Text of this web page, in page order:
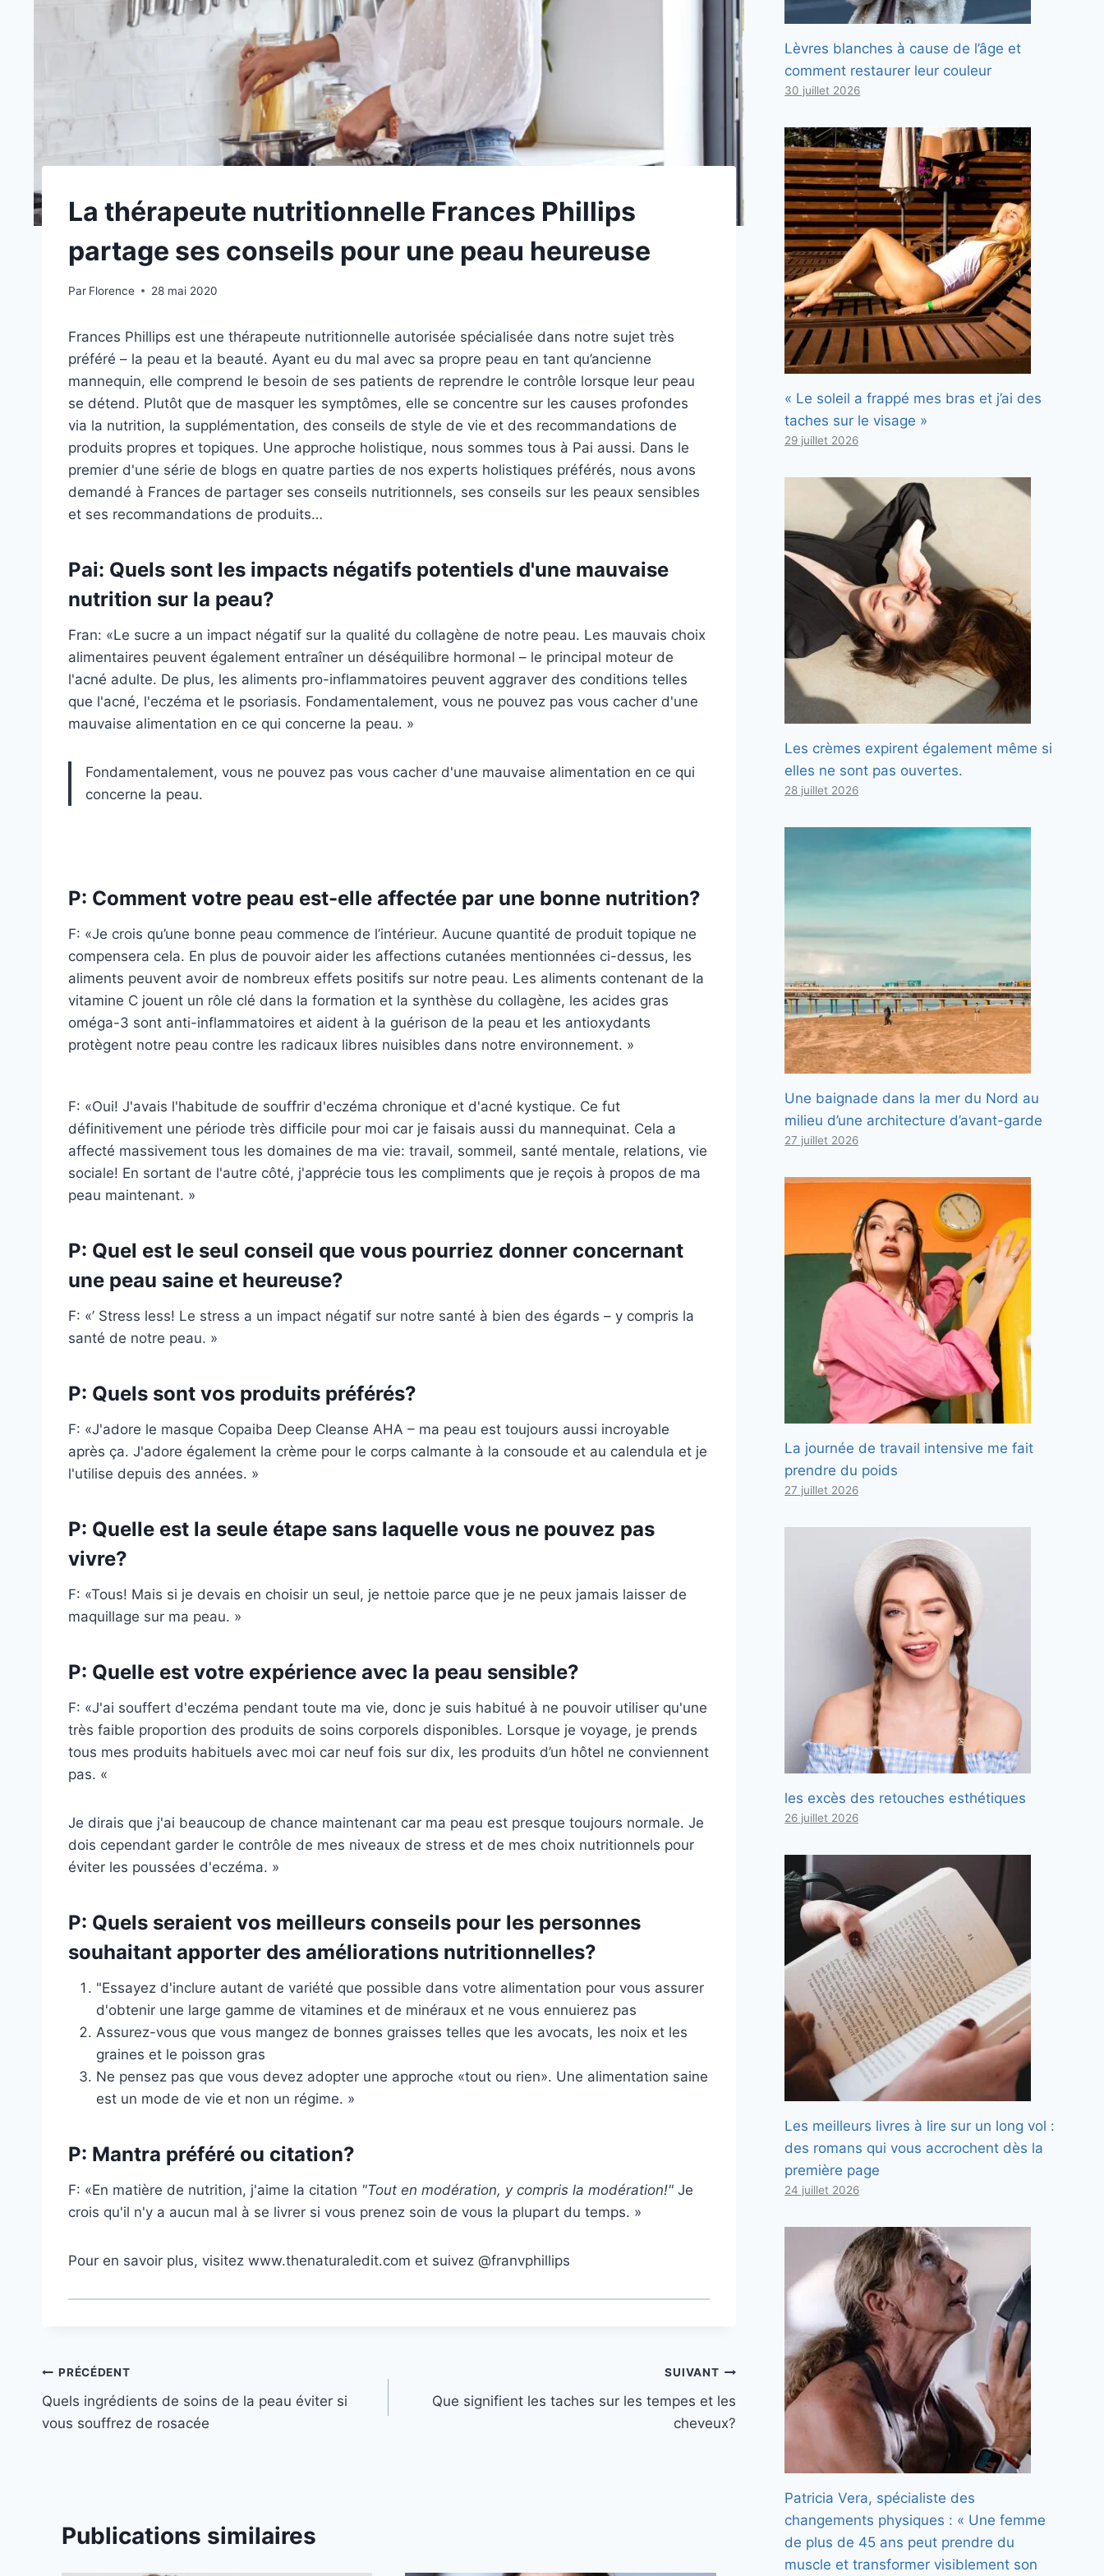
La thérapeute nutritionnelle Frances Phillips
partage ses conseils pour une peau heureuse
Par Florence 28 mai 2020
Frances Phillips est une thérapeute nutritionnelle autorisée spécialisée dans notre sujet très
préféré – la peau et la beauté. Ayant eu du mal avec sa propre peau en tant qu’ancienne
mannequin, elle comprend le besoin de ses patients de reprendre le contrôle lorsque leur peau
se détend. Plutôt que de masquer les symptômes, elle se concentre sur les causes profondes
via la nutrition, la supplémentation, des conseils de style de vie et des recommandations de
produits propres et topiques. Une approche holistique, nous sommes tous à Pai aussi. Dans le
premier d'une série de blogs en quatre parties de nos experts holistiques préférés, nous avons
demandé à Frances de partager ses conseils nutritionnels, ses conseils sur les peaux sensibles
et ses recommandations de produits…
Pai: Quels sont les impacts négatifs potentiels d'une mauvaise
nutrition sur la peau?
Fran: «Le sucre a un impact négatif sur la qualité du collagène de notre peau. Les mauvais choix
alimentaires peuvent également entraîner un déséquilibre hormonal – le principal moteur de
l'acné adulte. De plus, les aliments pro-inflammatoires peuvent aggraver des conditions telles
que l'acné, l'eczéma et le psoriasis. Fondamentalement, vous ne pouvez pas vous cacher d'une
mauvaise alimentation en ce qui concerne la peau. »
Fondamentalement, vous ne pouvez pas vous cacher d'une mauvaise alimentation en ce qui
concerne la peau.
P: Comment votre peau est-elle affectée par une bonne nutrition?
F: «Je crois qu’une bonne peau commence de l’intérieur. Aucune quantité de produit topique ne
compensera cela. En plus de pouvoir aider les affections cutanées mentionnées ci-dessus, les
aliments peuvent avoir de nombreux effets positifs sur notre peau. Les aliments contenant de la
vitamine C jouent un rôle clé dans la formation et la synthèse du collagène, les acides gras
oméga-3 sont anti-inflammatoires et aident à la guérison de la peau et les antioxydants
protègent notre peau contre les radicaux libres nuisibles dans notre environnement. »
F: «Oui! J'avais l'habitude de souffrir d'eczéma chronique et d'acné kystique. Ce fut
définitivement une période très difficile pour moi car je faisais aussi du mannequinat. Cela a
affecté massivement tous les domaines de ma vie: travail, sommeil, santé mentale, relations, vie
sociale! En sortant de l'autre côté, j'apprécie tous les compliments que je reçois à propos de ma
peau maintenant. »
P: Quel est le seul conseil que vous pourriez donner concernant
une peau saine et heureuse?
F: «’ Stress less! Le stress a un impact négatif sur notre santé à bien des égards – y compris la
santé de notre peau. »
P: Quels sont vos produits préférés?
F: «J'adore le masque Copaiba Deep Cleanse AHA – ma peau est toujours aussi incroyable
après ça. J'adore également la crème pour le corps calmante à la consoude et au calendula et je
l'utilise depuis des années. »
P: Quelle est la seule étape sans laquelle vous ne pouvez pas
vivre?
F: «Tous! Mais si je devais en choisir un seul, je nettoie parce que je ne peux jamais laisser de
maquillage sur ma peau. »
P: Quelle est votre expérience avec la peau sensible?
F: «J'ai souffert d'eczéma pendant toute ma vie, donc je suis habitué à ne pouvoir utiliser qu'une
très faible proportion des produits de soins corporels disponibles. Lorsque je voyage, je prends
tous mes produits habituels avec moi car neuf fois sur dix, les produits d’un hôtel ne conviennent
pas. «
Je dirais que j'ai beaucoup de chance maintenant car ma peau est presque toujours normale. Je
dois cependant garder le contrôle de mes niveaux de stress et de mes choix nutritionnels pour
éviter les poussées d'eczéma. »
P: Quels seraient vos meilleurs conseils pour les personnes
souhaitant apporter des améliorations nutritionnelles?
"Essayez d'inclure autant de variété que possible dans votre alimentation pour vous assurer
d'obtenir une large gamme de vitamines et de minéraux et ne vous ennuierez pas
Assurez-vous que vous mangez de bonnes graisses telles que les avocats, les noix et les
graines et le poisson gras
Ne pensez pas que vous devez adopter une approche «tout ou rien». Une alimentation saine
est un mode de vie et non un régime. »
P: Mantra préféré ou citation?
F: «En matière de nutrition, j'aime la citation "Tout en modération, y compris la modération!" Je
crois qu'il n'y a aucun mal à se livrer si vous prenez soin de vous la plupart du temps. »
Pour en savoir plus, visitez www.thenaturaledit.com et suivez @franvphillips
Navigation
de
PRÉCÉDENT
Quels ingrédients de soins de la peau éviter si
vous souffrez de rosacée
SUIVANT
Que signifient les taches sur les tempes et les
cheveux?
Publications similaires
Lèvres blanches à cause de l’âge et
comment restaurer leur couleur
30 juillet 2026
« Le soleil a frappé mes bras et j’ai des
taches sur le visage »
29 juillet 2026
Les crèmes expirent également même si
elles ne sont pas ouvertes.
28 juillet 2026
Une baignade dans la mer du Nord au
milieu d’une architecture d’avant-garde
27 juillet 2026
La journée de travail intensive me fait
prendre du poids
27 juillet 2026
les excès des retouches esthétiques
26 juillet 2026
Les meilleurs livres à lire sur un long vol :
des romans qui vous accrochent dès la
première page
24 juillet 2026
Patricia Vera, spécialiste des
changements physiques : « Une femme
de plus de 45 ans peut prendre du
muscle et transformer visiblement son